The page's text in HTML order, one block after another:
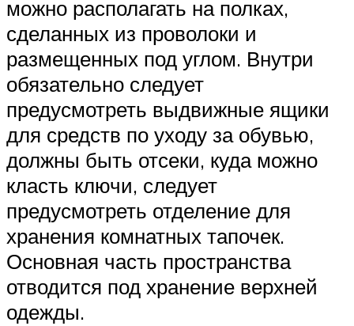
можно располагать на полках,
сделанных из проволоки и
размещенных под углом. Внутри
обязательно следует
предусмотреть выдвижные ящики
для средств по уходу за обувью,
должны быть отсеки, куда можно
класть ключи, следует
предусмотреть отделение для
хранения комнатных тапочек.
Основная часть пространства
отводится под хранение верхней
одежды.